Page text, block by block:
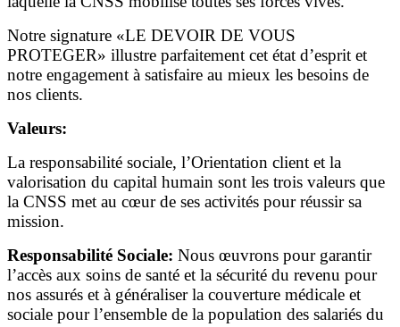
Notre signature «LE DEVOIR DE VOUS
PROTEGER» illustre parfaitement cet état d’esprit et
notre engagement à satisfaire au mieux les besoins de
nos clients.
Valeurs:
La responsabilité sociale, l’Orientation client et la
valorisation du capital humain sont les trois valeurs que
la CNSS met au cœur de ses activités pour réussir sa
mission.
Responsabilité Sociale: Nous œuvrons pour garantir
l’accès aux soins de santé et la sécurité du revenu pour
nos assurés et à généraliser la couverture médicale et
sociale pour l’ensemble de la population des salariés du